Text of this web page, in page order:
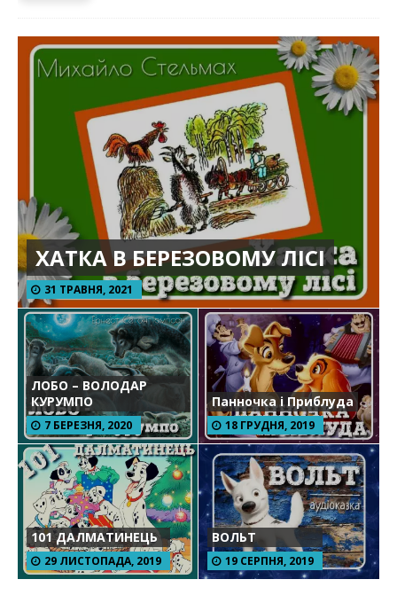
ХАТКА В БЕРЕЗОВОМУ ЛІСІ
31 ТРАВНЯ, 2021
ЛОБО – ВОЛОДАР
КУРУМПО
7 БЕРЕЗНЯ, 2020
Панночка і Приблуда
18 ГРУДНЯ, 2019
101 ДАЛМАТИНЕЦЬ
29 ЛИСТОПАДА, 2019
ВОЛЬТ
19 СЕРПНЯ, 2019